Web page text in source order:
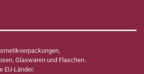
Glaswaren und Flaschen.
EU-Länder.